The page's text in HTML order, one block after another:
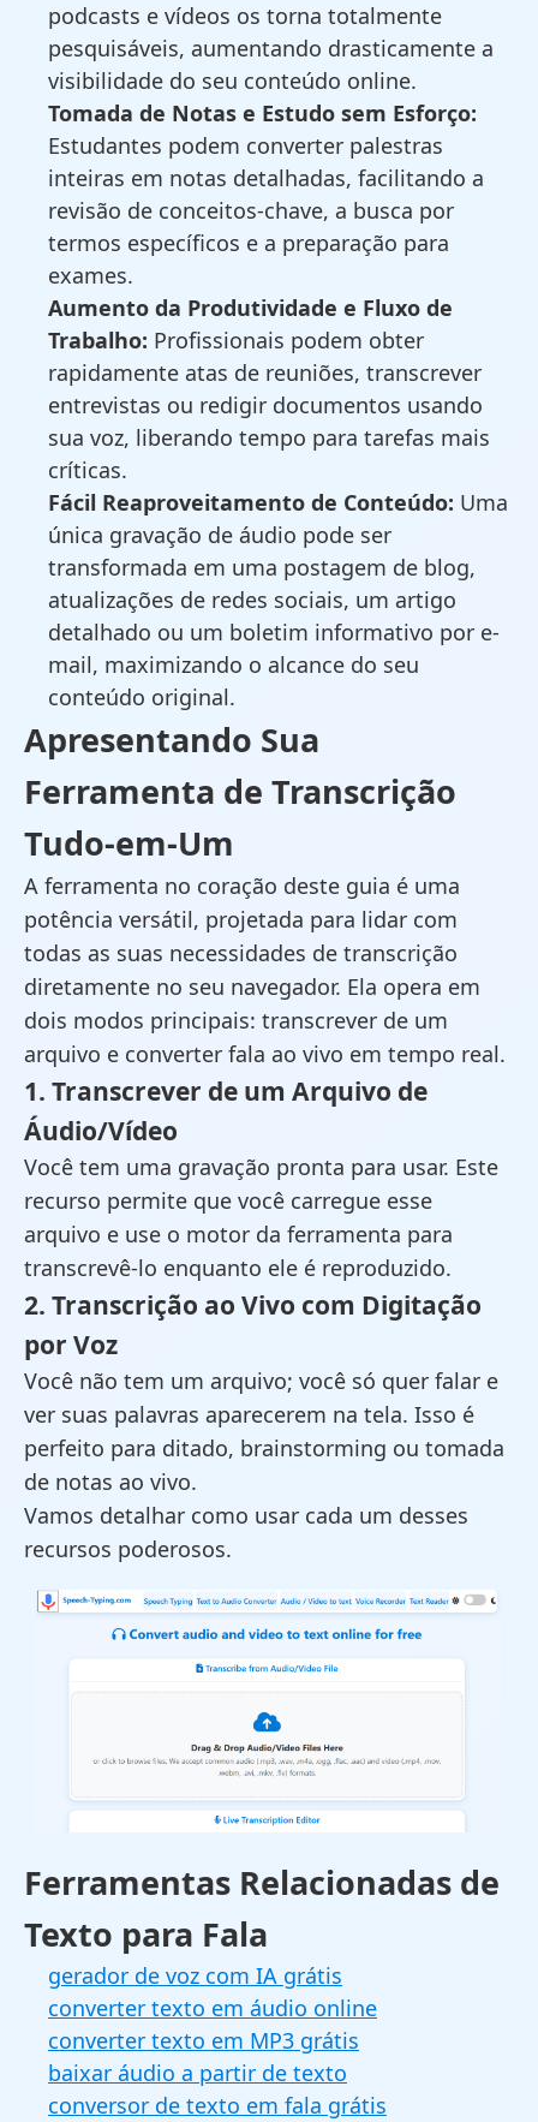
podcasts e vídeos os torna totalmente
pesquisáveis, aumentando drasticamente a
visibilidade do seu conteúdo online.
Tomada de Notas e Estudo sem Esforço:
Estudantes podem converter palestras
inteiras em notas detalhadas, facilitando a
revisão de conceitos-chave, a busca por
termos específicos e a preparação para
exames.
Aumento da Produtividade e Fluxo de
Trabalho: Profissionais podem obter
rapidamente atas de reuniões, transcrever
entrevistas ou redigir documentos usando
sua voz, liberando tempo para tarefas mais
críticas.
Fácil Reaproveitamento de Conteúdo: Uma
única gravação de áudio pode ser
transformada em uma postagem de blog,
atualizações de redes sociais, um artigo
detalhado ou um boletim informativo por e-
mail, maximizando o alcance do seu
conteúdo original.
Apresentando Sua
Ferramenta de Transcrição
Tudo-em-Um
A ferramenta no coração deste guia é uma
potência versátil, projetada para lidar com
todas as suas necessidades de transcrição
diretamente no seu navegador. Ela opera em
dois modos principais: transcrever de um
arquivo e converter fala ao vivo em tempo real.
1. Transcrever de um Arquivo de
Áudio/Vídeo
Você tem uma gravação pronta para usar. Este
recurso permite que você carregue esse
arquivo e use o motor da ferramenta para
transcrevê-lo enquanto ele é reproduzido.
2. Transcrição ao Vivo com Digitação
por Voz
Você não tem um arquivo; você só quer falar e
ver suas palavras aparecerem na tela. Isso é
perfeito para ditado, brainstorming ou tomada
de notas ao vivo.
Vamos detalhar como usar cada um desses
recursos poderosos.
Ferramentas Relacionadas de
Texto para Fala
gerador de voz com IA grátis
converter texto em áudio online
converter texto em MP3 grátis
baixar áudio a partir de texto
conversor de texto em fala grátis